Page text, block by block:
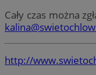
Cały czas można
http://